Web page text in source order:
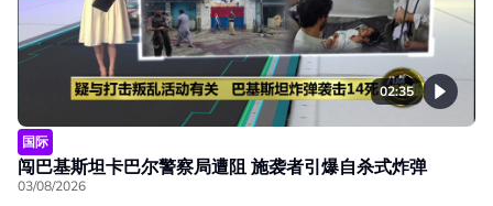
02:35
国际
闯巴基斯坦卡巴尔警察局遭阻 施袭者引爆自杀式炸弹
03/08/2026